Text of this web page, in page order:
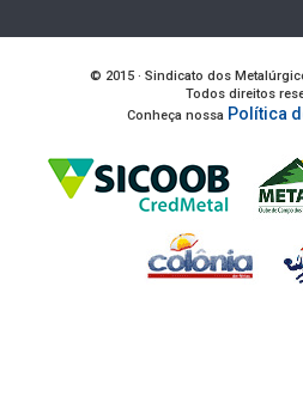
© 2015 · Sindicato dos
Todos direitos
Conheça nossa Política